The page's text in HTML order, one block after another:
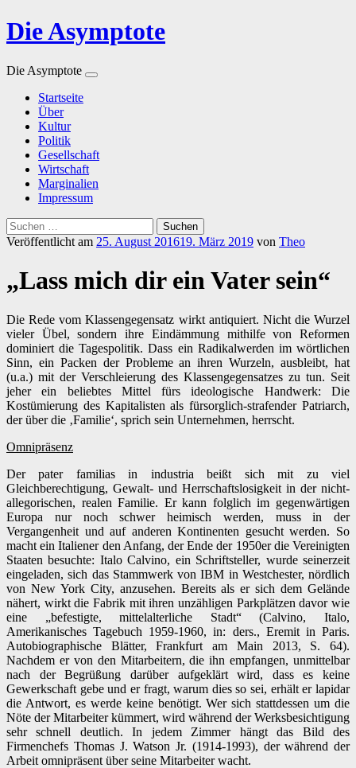
Die Asymptote
Die Asymptote
Inhalt
springen
Startseite
Über
Kultur
Politik
Gesellschaft
Wirtschaft
Marginalien
Impressum
Suchen
nach:
Veröffentlicht am 25. August 201619. März 2019 von Theo
„Lass mich dir ein Vater sein“
Die Rede vom Klassengegensatz wirkt antiquiert. Nicht die Wurzel
vieler Übel, sondern ihre Eindämmung mithilfe von Reformen
dominiert die Tagespolitik. Dass ein Radikalwerden im wörtlichen
Sinn, ein Packen der Probleme an ihren Wurzeln, ausbleibt, hat
(u.a.) mit der Verschleierung des Klassengegensatzes zu tun. Seit
jeher ein beliebtes Mittel fürs ideologische Handwerk: Die
Kostümierung des Kapitalisten als fürsorglich-strafender Patriarch,
der über die ‚Familie‘, sprich sein Unternehmen, herrscht.
Omnipräsenz
Der pater familias in industria beißt sich mit zu viel
Gleichberechtigung, Gewalt- und Herrschaftslosigkeit in der nicht-
allegorischen, realen Familie. Er kann folglich im gegenwärtigen
Europa nur noch schwer heimisch werden, muss in der
Vergangenheit und auf anderen Kontinenten gesucht werden. So
macht ein Italiener den Anfang, der Ende der 1950er die Vereinigten
Staaten besuchte: Italo Calvino, ein Schriftsteller, wurde seinerzeit
eingeladen, sich das Stammwerk von IBM in Westchester, nördlich
von New York City, anzusehen. Bereits als er sich dem Gelände
nähert, wirkt die Fabrik mit ihren unzähligen Parkplätzen davor wie
eine „befestigte, mittelalterliche Stadt“ (Calvino, Italo,
Amerikanisches Tagebuch 1959-1960, in: ders., Eremit in Paris.
Autobiographische Blätter, Frankfurt am Main 2013, S. 64).
Nachdem er von den Mitarbeitern, die ihn empfangen, unmittelbar
nach der Begrüßung darüber aufgeklärt wird, dass es keine
Gewerkschaft gebe und er fragt, warum dies so sei, erhält er lapidar
die Antwort, es werde keine benötigt. Wer sich stattdessen um die
Nöte der Mitarbeiter kümmert, wird während der Werksbesichtigung
sehr schnell deutlich. In jedem Zimmer hängt das Bild des
Firmenchefs Thomas J. Watson Jr. (1914-1993), der während der
Arbeit omnipräsent über seine Mitarbeiter wacht.